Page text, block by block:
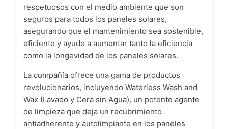
respetuosos con el medio ambiente que son
seguros para todos los paneles solares,
asegurando que el mantenimiento sea sostenible,
eficiente y ayude a aumentar tanto la eficiencia
como la longevidad de los paneles solares.
La compañía ofrece una gama de productos
revolucionarios, incluyendo Waterless Wash and
Wax (Lavado y Cera sin Agua), un potente agente
de limpieza que deja un recubrimiento
antiadherente y autolimpiante en los paneles